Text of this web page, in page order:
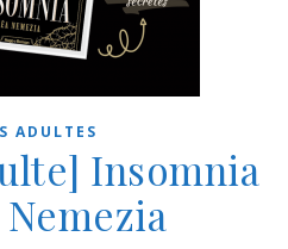
ADULTES
Insomnia